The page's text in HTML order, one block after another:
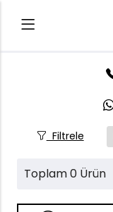
Filtrele
Toplam 0 Ürün